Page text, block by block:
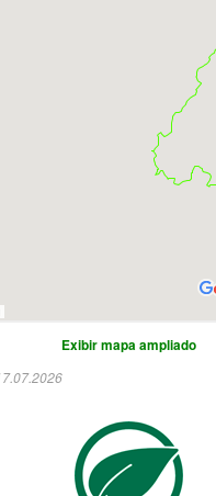
Exibir mapa ampliado